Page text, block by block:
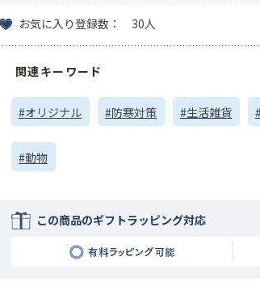
お気に入り登録数： 30人
関連キーワード
#オリジナル #防寒対策 #生活雑貨
#動物
この商品のギフトラッピング対応